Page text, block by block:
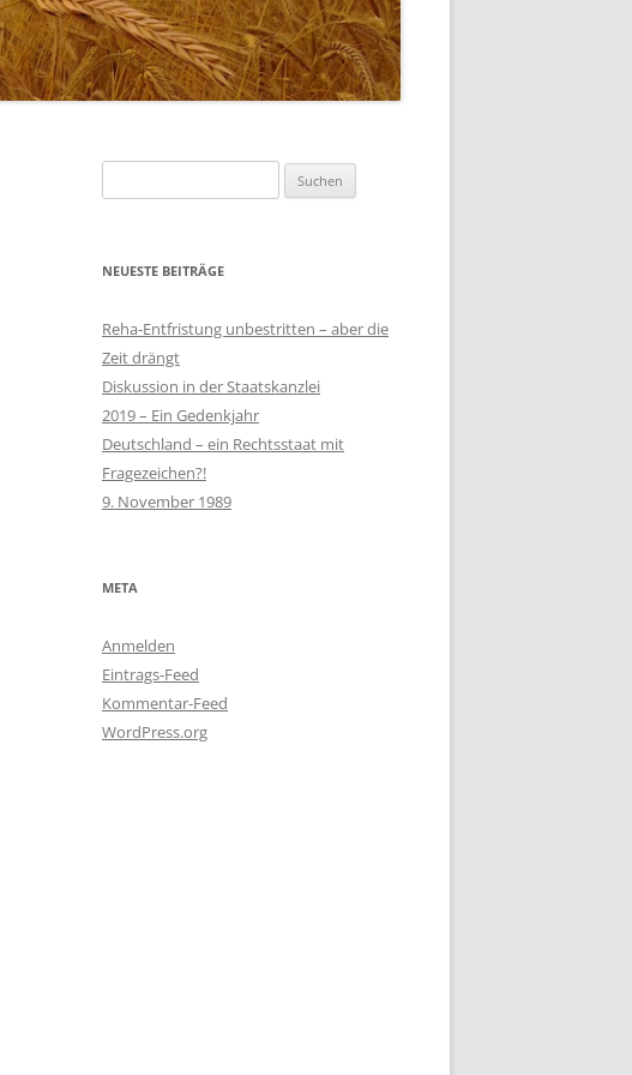
nach:
NEUESTE BEITRÄGE
Reha-Entfristung unbestritten – aber die
Zeit drängt
Diskussion in der Staatskanzlei
2019 – Ein Gedenkjahr
Deutschland – ein Rechtsstaat mit
Fragezeichen?!
9. November 1989
META
Anmelden
Eintrags-Feed
Kommentar-Feed
WordPress.org